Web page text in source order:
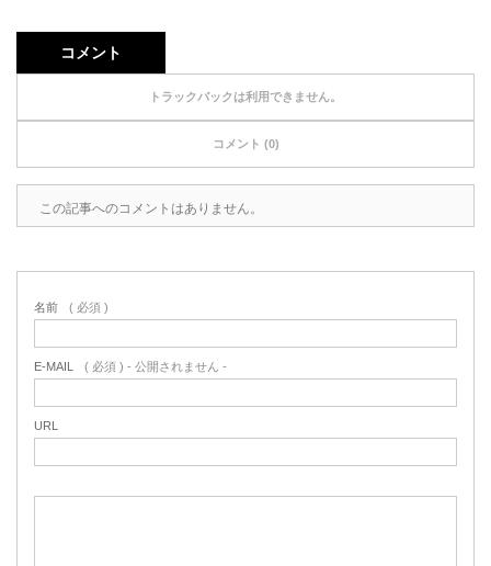
コメント
トラックバックは利用できません。
コメント (0)
この記事へのコメントはありません。
名前 ( 必須 )
E-MAIL ( 必須 ) - 公開されません -
URL